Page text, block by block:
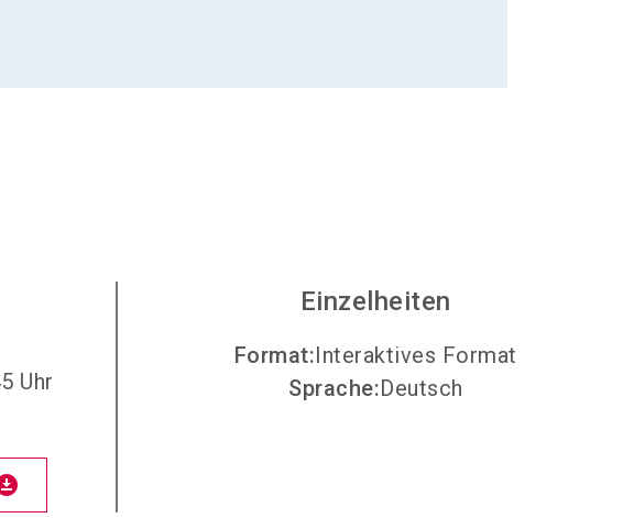
Uhr
Einzelheiten
Format:Interaktives Format
Sprache:Deutsch